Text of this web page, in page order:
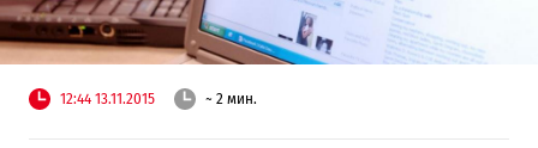
12:44 13.11.2015 ~ 2 мин.